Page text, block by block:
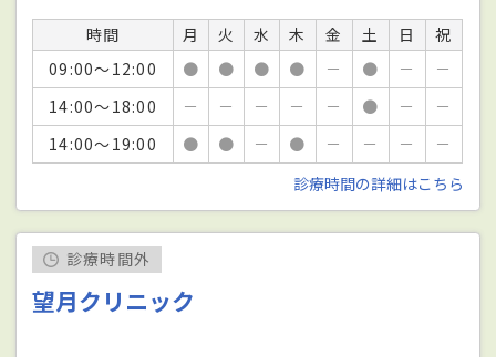
時間 月 火 水 木 金 土 日
祝
09:00～12:00
● ● ● ● － ● －
－
14:00～18:00
－ － － － － ● －
－
14:00～19:00
● ● － ● － － －
－
診療時間の詳細はこちら
診療時間外
望月クリニック